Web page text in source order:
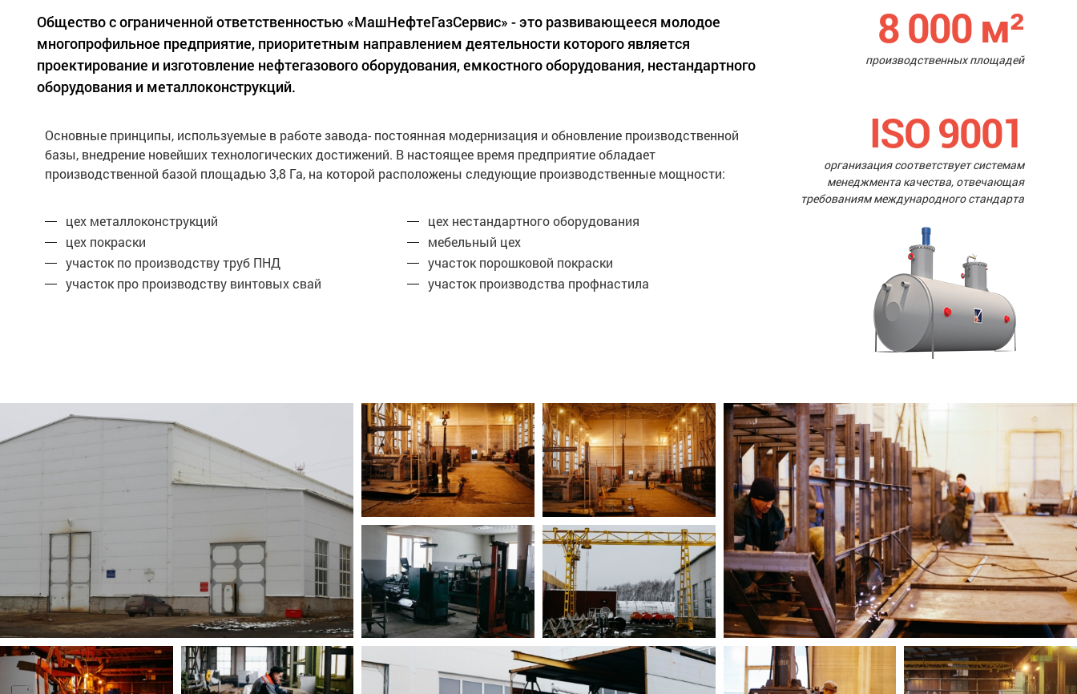
Общество с ограниченной ответственностью «МашНефтеГазСервис» - это развивающееся молодое
многопрофильное предприятие, приоритетным направлением деятельности которого является
проектирование и изготовление нефтегазового оборудования, емкостного оборудования, нестандартного
оборудования и металлоконструкций.
Основные принципы, используемые в работе завода- постоянная модернизация и обновление производственной
базы, внедрение новейших технологических достижений. В настоящее время предприятие обладает
производственной базой площадью 3,8 Га, на которой расположены следующие производственные мощности:
цех металлоконструкций
цех нестандартного оборудования
цех покраски
мебельный цех
участок по производству труб ПНД
участок порошковой покраски
участок про производству винтовых свай
участок производства профнастила
8 000м²
производственных площадей
ISO 9001
организация соответствует системам
менеджмента качества, отвечающая
требованиям международного стандарта